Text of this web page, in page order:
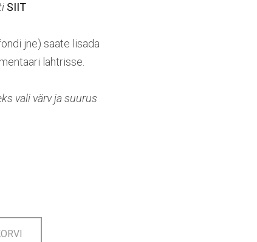
SIIT
jne) saate lisada
lahtrisse.
vali värv ja suurus